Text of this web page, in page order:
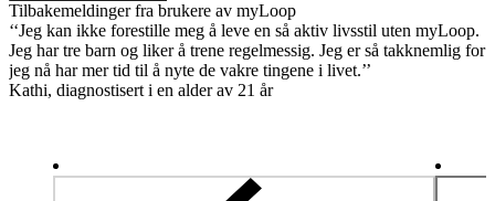
Tilbakemeldinger fra brukere av myLoop
‘‘Jeg kan ikke forestille meg å leve en så aktiv livsstil uten myLoop.
Jeg har tre barn og liker å trene regelmessig. Jeg er så takknemlig for
jeg nå har mer tid til å nyte de vakre tingene i livet.’’
Kathi, diagnostisert i en alder av 21 år